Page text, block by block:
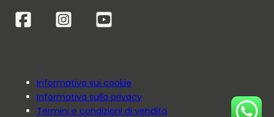
Informativa sui cookie
Informativa sulla privacy
Termini e condizioni di vendita